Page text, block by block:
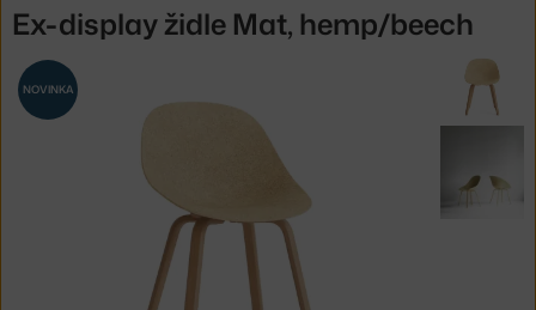
Ex-display židle Mat, hemp/beech
NOVINKA